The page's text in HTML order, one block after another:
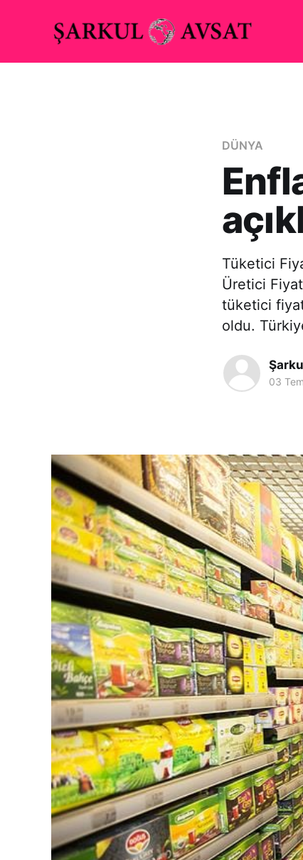
DÜNYA
Tüketici
Üretici
tüketici
oldu.
03